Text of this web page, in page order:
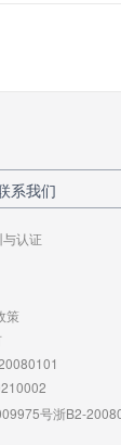
系我们
与认证
策
号浙B2-